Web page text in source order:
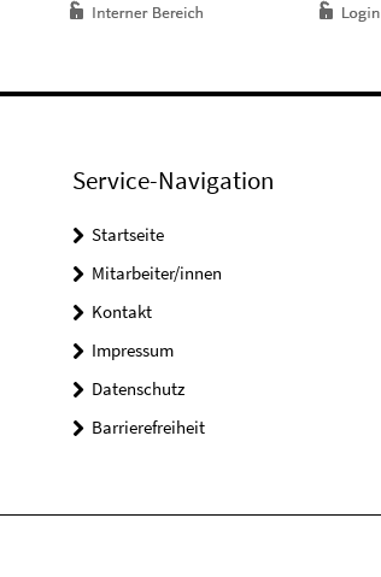
Service-Navigation
Startseite
Mitarbeiter/innen
Kontakt
Impressum
Datenschutz
Barrierefreiheit